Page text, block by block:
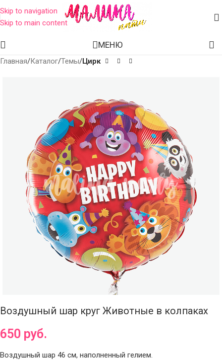
Skip to navigation
Skip to main content
МЕНЮ
Главная Каталог Темы Цирк
Воздушный шар круг Животные в колпаках
650 руб.
Воздушный шар 46 см, наполненный гелием.